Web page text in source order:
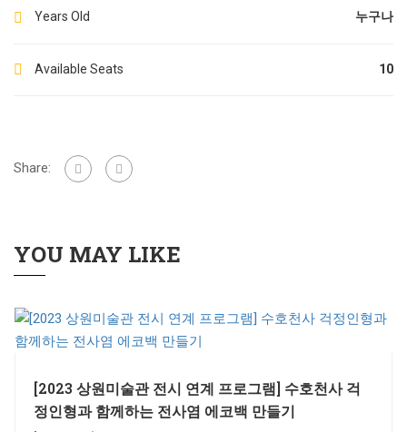
Years Old 누구나
Available Seats 10
Share:
YOU MAY LIKE
[2023 상원미술관 전시 연계 프로그램] 수호천사 걱
정인형과 함께하는 전사염 에코백 만들기